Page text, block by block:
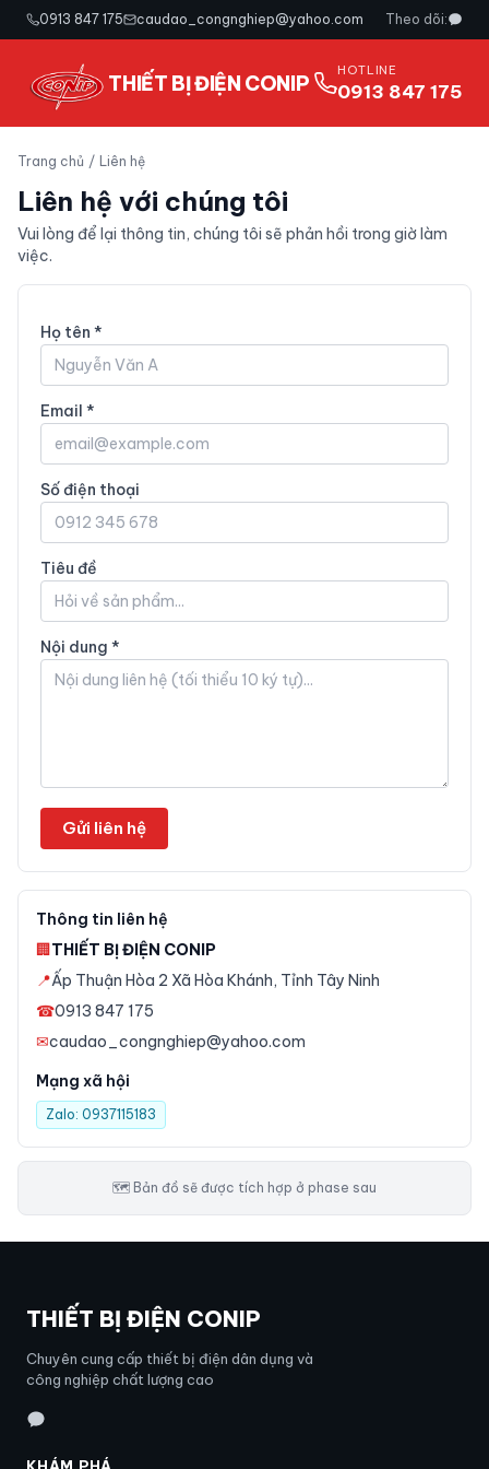
0913 847 175 caudao_congnghiep@yahoo.com Theo dõi:
THIẾT BỊ ĐIỆN CONIP
HOTLINE
0913 847 175
Trang chủ / Liên hệ
Liên hệ với chúng tôi
Vui lòng để lại thông tin, chúng tôi sẽ phản hồi trong giờ làm
việc.
Họ tên *
Email *
Số điện thoại
Tiêu đề
Nội dung *
Gửi liên hệ
Thông tin liên hệ
🏢THIẾT BỊ ĐIỆN CONIP
📍Ấp Thuận Hòa 2 Xã Hòa Khánh, Tỉnh Tây Ninh
☎0913 847 175
✉caudao_congnghiep@yahoo.com
Mạng xã hội
Zalo: 0937115183
🗺 Bản đồ sẽ được tích hợp ở phase sau
THIẾT BỊ ĐIỆN CONIP
Chuyên cung cấp thiết bị điện dân dụng và
công nghiệp chất lượng cao